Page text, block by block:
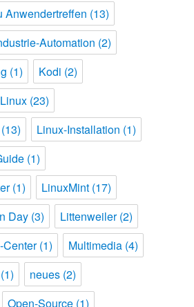
Anwendertreffen (13)
Automation (2)
(1) Kodi (2)
Linux (23)
(13) Linux-Installation (1)
(1)
(1) LinuxMint (17)
Day (3) Littenweiler(2)
Center(1) Multimedia (4)
neues (2)
Open-Source (1)